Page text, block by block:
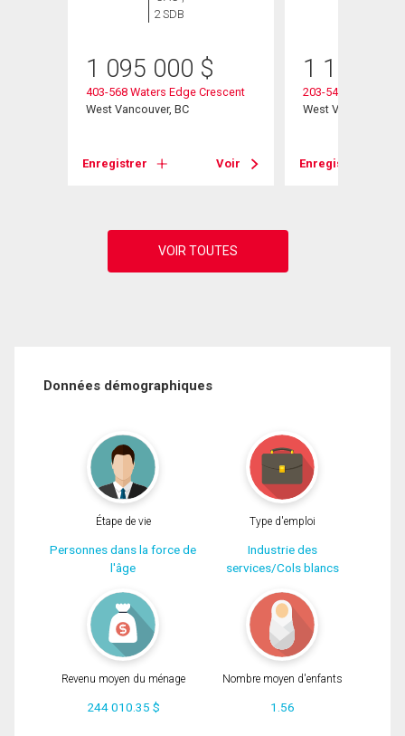
2 SDB
1 095 000 $
403-568 Waters Edge Crescent
West Vancouver, BC
Enregistrer Voir
1 100
203-540 Waters
West Vancouver, BC
Enregistrer
Données démographiques
Étape de vie
Personnes dans la force de
l'âge
Type d'emploi
Industrie des
services/Cols blancs
Revenu moyen du ménage
244 010.35 $
Nombre moyen d'enfants
1.56